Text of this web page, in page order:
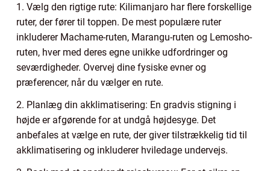
1. Vælg den rigtige rute: Kilimanjaro har flere forskellige
ruter, der fører til toppen. De mest populære ruter
inkluderer Machame-ruten, Marangu-ruten og Lemosho-
ruten, hver med deres egne unikke udfordringer og
seværdigheder. Overvej dine fysiske evner og
præferencer, når du vælger en rute.
2. Planlæg din akklimatisering: En gradvis stigning i
højde er afgørende for at undgå højdesyge. Det
anbefales at vælge en rute, der giver tilstrækkelig tid til
akklimatisering og inkluderer hviledage undervejs.